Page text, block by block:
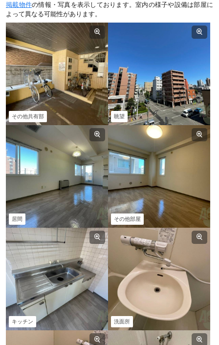
掲載物件の情報・写真を表示しております。室内の様子や設備は部屋に
よって異なる可能性があります。
その他共有部 眺望
居間 その他部屋
キッチン 洗面所